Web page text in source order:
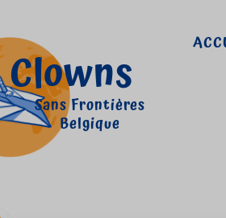
Clowns
Sans Frontières
Belgique